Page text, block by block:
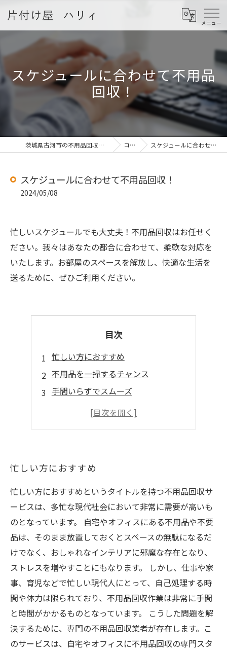
スケジュールに合わせて不用品
回収！
茨城県古河市の不用品回収なら片付け屋 ハリィ コラム スケジュールに合わせて不用品回収！
スケジュールに合わせて不用品回収！
2024/05/08
忙しいスケジュールでも大丈夫！不用品回収はお任せく
ださい。我々はあなたの都合に合わせて、柔軟な対応を
いたします。お部屋のスペースを解放し、快適な生活を
送るために、ぜひご利用ください。
目次
忙しい方におすすめ
不用品を一掃するチャンス
手間いらずでスムーズ
即対応してくれる
忙しい方におすすめ
忙しい方におすすめというタイトルを持つ不用品回収サ
ービスは、多忙な現代社会において非常に需要が高いも
のとなっています。 自宅やオフィスにある不用品や不要
品は、そのまま放置しておくとスペースの無駄になるだ
けでなく、おしゃれなインテリアに邪魔な存在となり、
ストレスを増やすことにもなります。 しかし、仕事や家
事、育児などで忙しい現代人にとって、自己処理する時
間や体力は限られており、不用品回収作業は非常に手間
と時間がかかるものとなっています。 こうした問題を解
決するために、専門の不用品回収業者が存在します。こ
のサービスは、自宅やオフィスに不用品回収の専門スタ